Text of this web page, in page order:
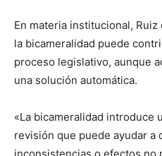
En materia institucional,
la bicameralidad puede
proceso legislativo, aunque
una solución automática.
«La bicameralidad introduce
revisión que puede ayudar